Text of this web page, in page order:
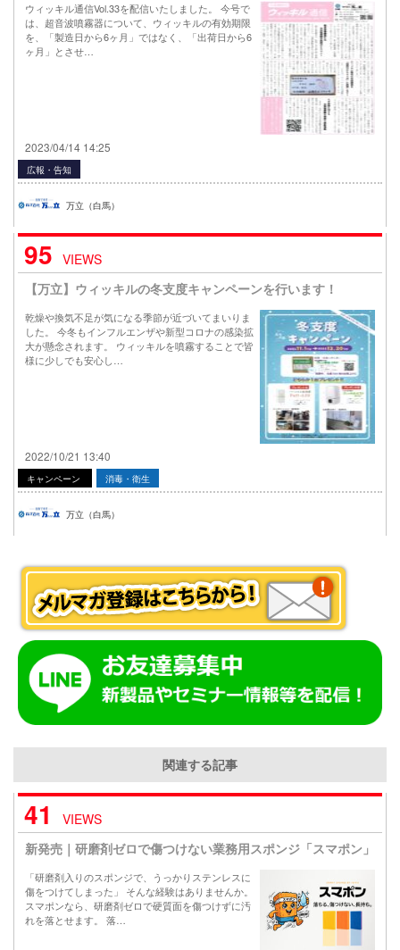
ウィッキル通信Vol.33を配信いたしました。 今号で
は、超音波噴霧器について、ウィッキルの有効期限
を、「製造日から6ヶ月」ではなく、「出荷日から6
ヶ月」とさせ…
2023/04/14 14:25
広報・告知
万立（白馬）
95 VIEWS
【万立】ウィッキルの冬支度キャンペーンを行います！
乾燥や換気不足が気になる季節が近づいてまいりま
した。 今冬もインフルエンザや新型コロナの感染拡
大が懸念されます。 ウィッキルを噴霧することで皆
様に少しでも安心し…
2022/10/21 13:40
キャンペーン 消毒・衛生
万立（白馬）
関連する記事
41
VIEWS
新発売｜研磨剤ゼロで傷つけない業務用スポンジ「スマポン」
「研磨剤入りのスポンジで、うっかりステンレスに
傷をつけてしまった」 そんな経験はありませんか。
スマポンなら、研磨剤ゼロで硬質面を傷つけずに汚
れを落とせます。 落…